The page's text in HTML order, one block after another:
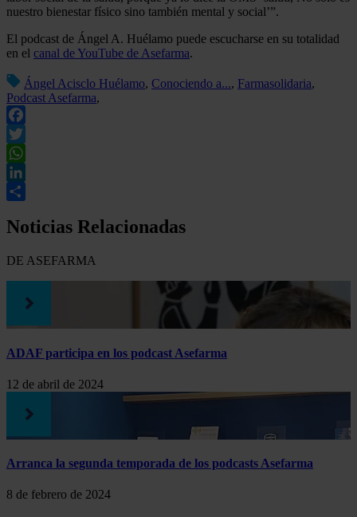
nuestro bienestar físico sino también mental y social’”.
El podcast de Ángel A. Huélamo puede escucharse en su totalidad
en el canal de YouTube de Asefarma.
Ángel Acisclo Huélamo, Conociendo a..., Farmasolidaria,
Podcast Asefarma,
Facebook
Twitter
WhatsApp
LinkedIn
Noticias Relacionadas
DE ASEFARMA
ADAF participa en los podcast Asefarma
12 de abril de 2024
Arranca la segunda temporada de los podcasts Asefarma
8 de febrero de 2024